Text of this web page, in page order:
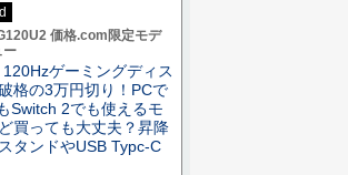
価格.com限定モデ
ー
ゲーミングディス
格の3万円切り！PCで
Switch 2でも使えるモ
買っても大丈夫？昇降
タンドやUSB Typc-C